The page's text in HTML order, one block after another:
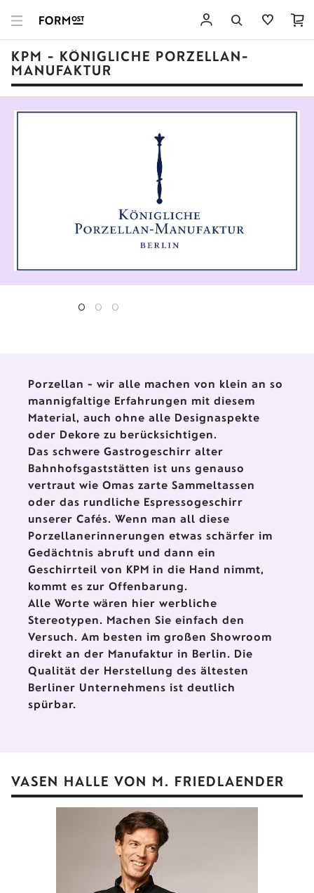
KPM - KÖNIGLICHE PORZELLAN-
MANUFAKTUR
Porzellan - wir alle machen von klein an so
mannigfaltige Erfahrungen mit diesem
Material, auch ohne alle Designaspekte
oder Dekore zu berücksichtigen.
Das schwere Gastrogeschirr alter
Bahnhofsgaststätten ist uns genauso
vertraut wie Omas zarte Sammeltassen
oder das rundliche Espressogeschirr
unserer Cafés. Wenn man all diese
Porzellanerinnerungen etwas schärfer im
Gedächtnis abruft und dann ein
Geschirrteil von KPM in die Hand nimmt,
kommt es zur Offenbarung.
Alle Worte wären hier werbliche
Stereotypen. Machen Sie einfach den
Versuch. Am besten im großen Showroom
direkt an der Manufaktur in Berlin. Die
Qualität der Herstellung des ältesten
Berliner Unternehmens ist deutlich
spürbar.
VASEN HALLE VON M. FRIEDLAENDER